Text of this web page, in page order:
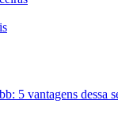
5 vantagens dessa